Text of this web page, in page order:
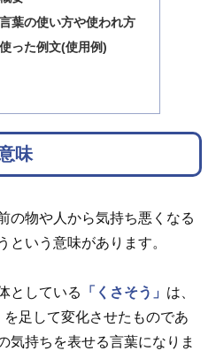
葉の使い方や使われ方
った例文(使用例)
味
の物や人から気持ち悪くなる
という意味があります。
としている 「くさそう」 は、
を足して変化させたものであ
気持ちを表せる言葉になりま